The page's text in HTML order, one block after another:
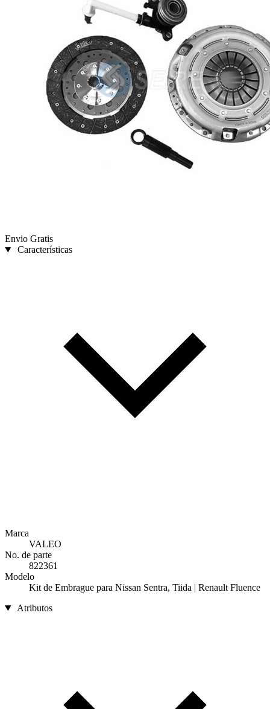
Envio Gratis
Características
Marca
VALEO
No. de parte
822361
Modelo
Kit de Embrague para Nissan Sentra, Tiida | Renault Fluence
Atributos